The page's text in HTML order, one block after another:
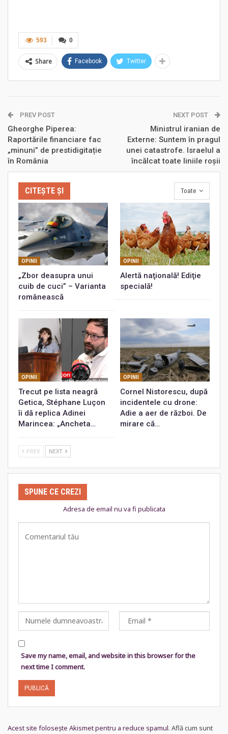
0
593
Share Facebook Twitter
PREV POST
Gheorghe Piperea:
Raportările financiare fac
„minuni” de prestidigitație
în România
NEXT POST
Ministrul iranian de
Externe: Suntem în pragul
unei catastrofe. Israelul a
încălcat toate liniile roșii
Toate
CITEȘTE ȘI
OPINII
„Zbor deasupra unui
cuib de cuci” – Varianta
românească
OPINII
Alertă naţională! Ediţie
specială!
OPINII
Trecut pe lista neagră
Getica, Stéphane Luçon
îi dă replica Adinei
Marincea: „Ancheta…
OPINII
Cornel Nistorescu, după
incidentele cu drone:
Adie a aer de război. De
mirare că…
PREV NEXT
SPUNE CE CREZI
Adresa de email nu va fi publicata
Save my name, email, and website in this browser for the
next time I comment.
Acest site folosește Akismet pentru a reduce spamul. Află cum sunt